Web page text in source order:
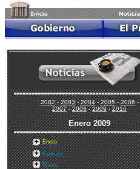
2002-2003-2004-2005-2006-
2007-2008-2009-2010
Enero2009
Enero
Febrero
Marzo